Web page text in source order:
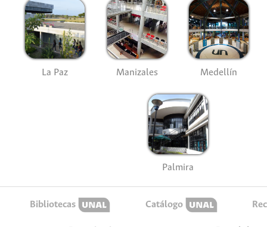
La Paz Manizales Medellín
Palmira
Bibliotecas Catálogo